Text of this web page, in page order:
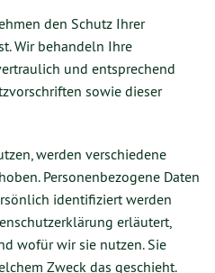
den Schutz Ihrer
Wir behandeln Ihre
und entsprechend
sowie dieser
werden verschiedene
Personenbezogene Daten
identifiziert werden
erläutert,
wofür wir sie nutzen. Sie
Zweck das geschieht.